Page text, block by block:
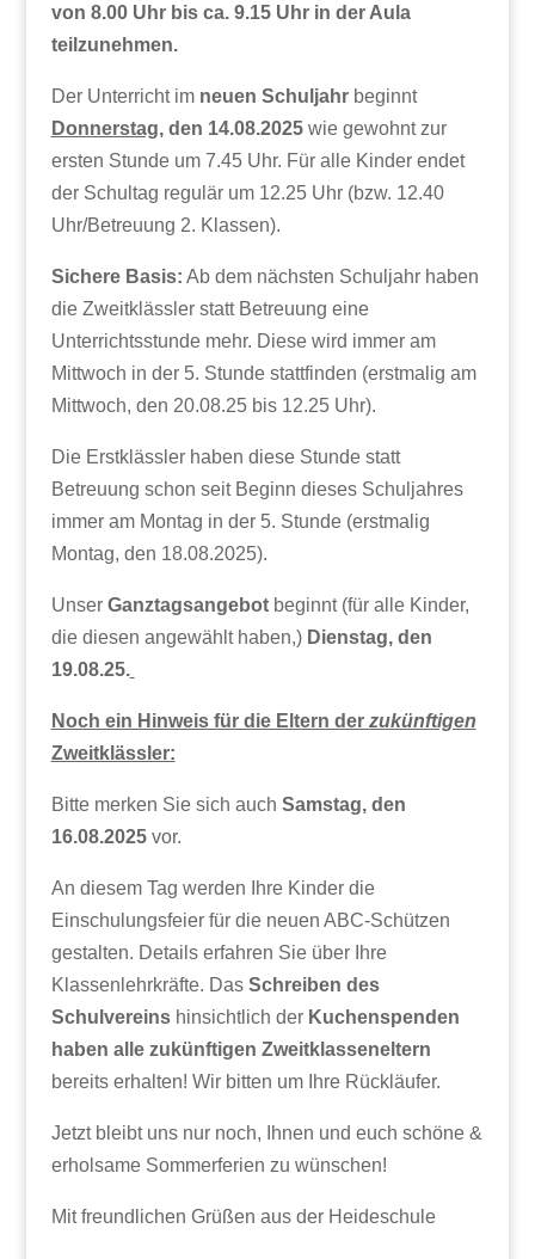
von 8.00 Uhr bis ca. 9.15 Uhr in der Aula
teilzunehmen.
Der Unterricht im neuen Schuljahrbeginnt
Donnerstag,den 14.08.2025wie gewohnt zur
ersten Stunde um 7.45 Uhr. Für alle Kinder endet
der Schultag regulär um 12.25 Uhr (bzw. 12.40
Uhr/Betreuung 2. Klassen).
Sichere Basis: Ab dem nächsten Schuljahr haben
die Zweitklässler statt Betreuung eine
Unterrichtsstunde mehr. Diese wird immer am
Mittwoch in der 5. Stunde stattfinden (erstmalig am
Mittwoch, den 20.08.25 bis 12.25 Uhr).
Die Erstklässler haben diese Stunde statt
Betreuung schon seit Beginn dieses Schuljahres
immer am Montag in der 5. Stunde (erstmalig
Montag, den 18.08.2025).
Unser Ganztagsangebotbeginnt (für alle Kinder,
die diesen angewählt haben,) Dienstag, den
19.08.25.
Noch ein Hinweis für die Eltern der zukünftigen
Zweitklässler:
Bitte merken Sie sich auch Samstag, den
16.08.2025 vor.
An diesem Tag werden Ihre Kinder die
Einschulungsfeier für die neuen ABC-Schützen
gestalten. Details erfahren Sie über Ihre
Klassenlehrkräfte. Das Schreiben des
Schulvereinshinsichtlich der Kuchenspenden
haben alle zukünftigen Zweitklasseneltern
bereits erhalten! Wir bitten um Ihre Rückläufer.
Jetzt bleibt uns nur noch, Ihnen und euch schöne &
erholsame Sommerferien zu wünschen!
Mit freundlichen Grüßen aus der Heideschule